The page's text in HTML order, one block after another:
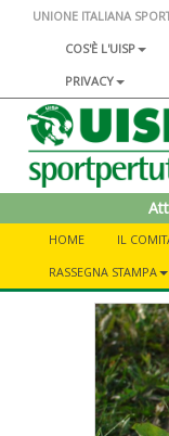
UNIONE ITALIANA
COS'È L'UISP
PRIVACY
HOME IL
RASSEGNA STAMPA